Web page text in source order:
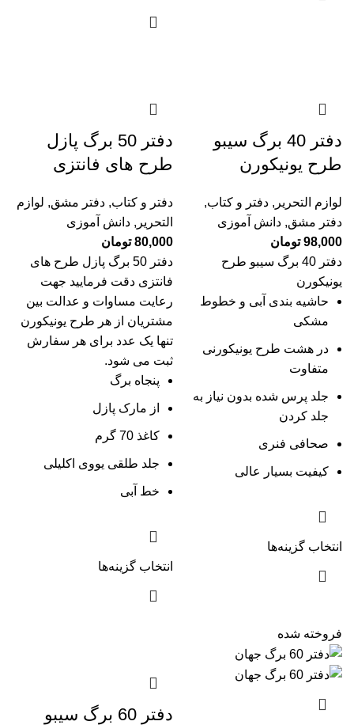
دفتر 40 برگ سیبو
طرح یونیکورن
لوازم التحریر , دفتر و کتاب,
دفتر مشق, دانش آموزی
98,000 تومان
دفتر 40 برگ سیبو طرح
یونیکورن
حاشیه بندی آبی و خطوط
مشکی
در هشت طرح یونیکورنی
متفاوت
جلد پرس شده بدون نیاز به
جلد کردن
صحافی فنری
کیفیت بسیار عالی
انتخاب گزینه‌ها
دفتر 50 برگ پازل
طرح های فانتزی
دفتر و کتاب, دفتر مشق, لوازم
التحریر , دانش آموزی
80,000 تومان
دفتر 50 برگ پازل طرح های
فانتزی دقت فرمایید جهت
رعایت مساوات و عدالت بین
مشتریان از هر طرح یونیکورن
تنها یک عدد برای هر سفارش
ثبت می شود.
پنجاه برگ
از مارک پازل
کاغذ 70 گرم
جلد طلقی یووی اکلیلی
خط آبی
انتخاب گزینه‌ها
فروخته شده
دفتر 60 برگ سیبو